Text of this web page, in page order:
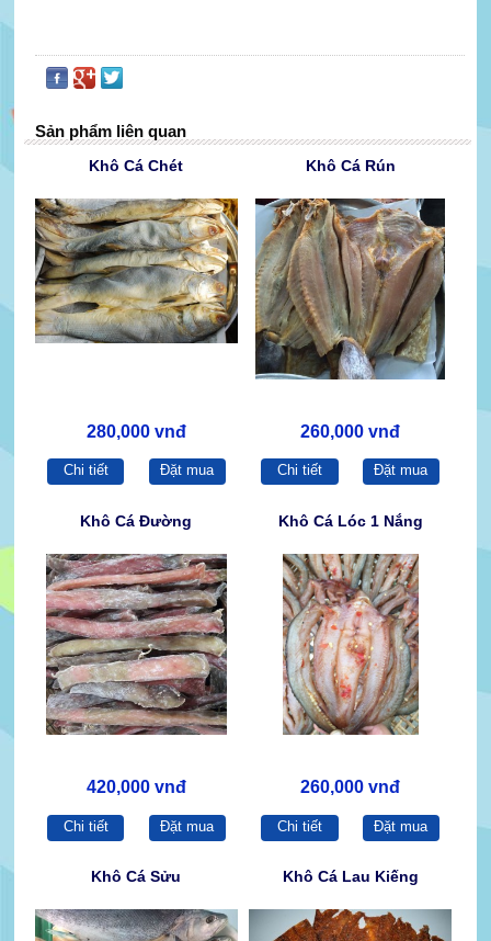
Sản phẩm liên quan
Khô Cá Chét
280,000 vnđ
Chi tiết Đặt mua
Khô Cá Rún
260,000 vnđ
Chi tiết Đặt mua
Khô Cá Đường
420,000 vnđ
Chi tiết Đặt mua
Khô Cá Lóc 1 Nắng
260,000 vnđ
Chi tiết Đặt mua
Khô Cá Sửu Khô Cá Lau Kiếng